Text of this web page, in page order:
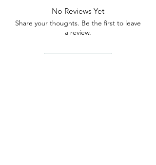
No Reviews Yet
Share your thoughts. Be the first to leave
a review.